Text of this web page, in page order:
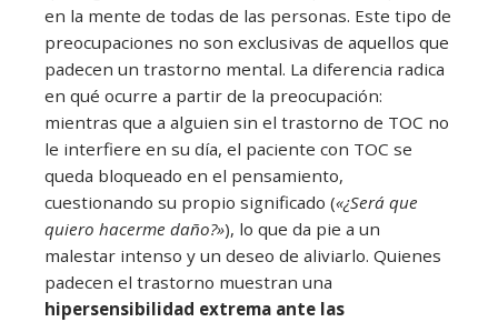
en la mente de todas de las personas. Este tipo de
preocupaciones no son exclusivas de aquellos que
padecen un trastorno mental. La diferencia radica
en qué ocurre a partir de la preocupación:
mientras que a alguien sin el trastorno de TOC no
le interfiere en su día, el paciente con TOC se
queda bloqueado en el pensamiento,
cuestionando su propio significado («¿Será que
quiero hacerme daño?»), lo que da pie a un
malestar intenso y un deseo de aliviarlo. Quienes
padecen el trastorno muestran una
hipersensibilidad extrema ante las